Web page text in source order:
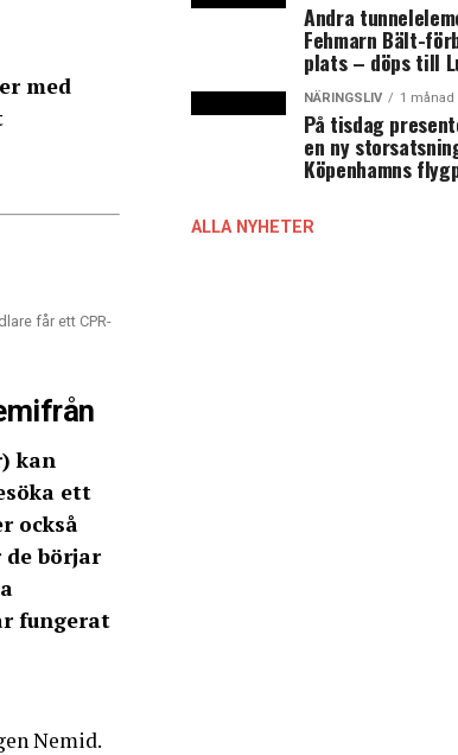
med
får ett CPR-
kan
ett
också
de börjar
fungerat
Nemid.
Andra
Fehmarn Bält-
plats – döps till
NÄRINGSLIV 1 månad
På tisdag
en ny
Köpenhamns
ALLA NYHETER